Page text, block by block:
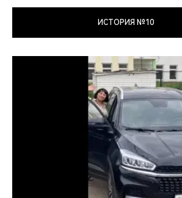
ИСТОРИЯ №10